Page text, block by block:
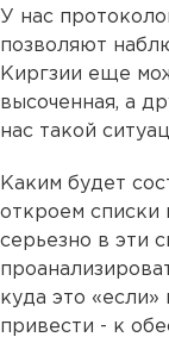
У нас
позволяют
Киргзии еще
высоченная, а
нас такой
Каким будет
откроем списки
серьезно в эти
куда это «если»
привести - к